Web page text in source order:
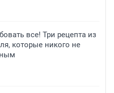
все! Три рецепта из
которые никого не